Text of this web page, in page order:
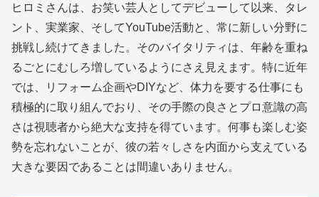
ヒロミさんは、お笑い芸人としてデビューして以来、タレ
ント、実業家、そしてYouTube活動と、常に新しい分野に
挑戦し続けてきました。そのバイタリティは、年齢を重ね
るごとにむしろ増しているようにさえ見えます。特に近年
では、リフォーム企画やDIYなど、体力を要する仕事にも
積極的に取り組んでおり、その手際の良さとプロ意識の高
さは視聴者から絶大な支持を得ています。何事も楽しむ姿
勢を忘れないことが、彼の若々しさを内面から支えている
大きな要因であることは間違いありません。